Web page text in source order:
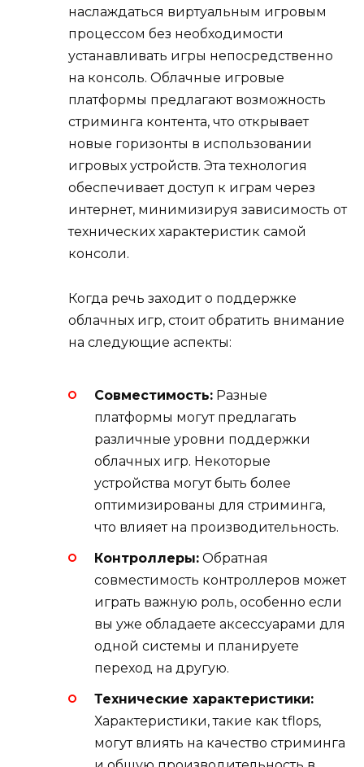
наслаждаться виртуальным игровым
процессом без необходимости
устанавливать игры непосредственно
на консоль. Облачные игровые
платформы предлагают возможность
стриминга контента, что открывает
новые горизонты в использовании
игровых устройств. Эта технология
обеспечивает доступ к играм через
интернет, минимизируя зависимость от
технических характеристик самой
консоли.
Когда речь заходит о поддержке
облачных игр, стоит обратить внимание
на следующие аспекты:
Совместимость: Разные
платформы могут предлагать
различные уровни поддержки
облачных игр. Некоторые
устройства могут быть более
оптимизированы для стриминга,
что влияет на производительность.
Контроллеры: Обратная
совместимость контроллеров может
играть важную роль, особенно если
вы уже обладаете аксессуарами для
одной системы и планируете
переход на другую.
Технические характеристики:
Характеристики, такие как tflops,
могут влиять на качество стриминга